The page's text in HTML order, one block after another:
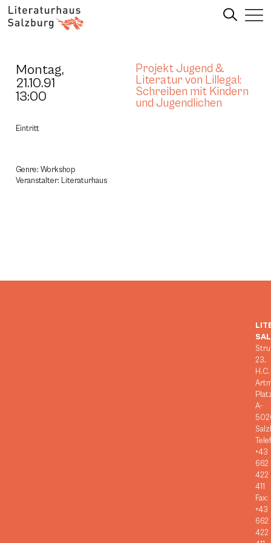
Montag,
21.10.91
13:00
Projekt Jugend &
Literatur von Lillegal:
Schreiben mit Kindern
und Jugendlichen
Eintritt
Genre: Workshop
Veranstalter: Literaturhaus
23,
H.C.
A-
+43
662
422
411
Fax:
+43
662
422